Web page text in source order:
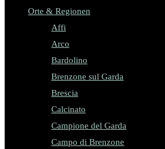
Orte & Regionen
Affi
Arco
Bardolino
Brenzone sul Garda
Brescia
Calcinato
Campione del Garda
Campo di Brenzone